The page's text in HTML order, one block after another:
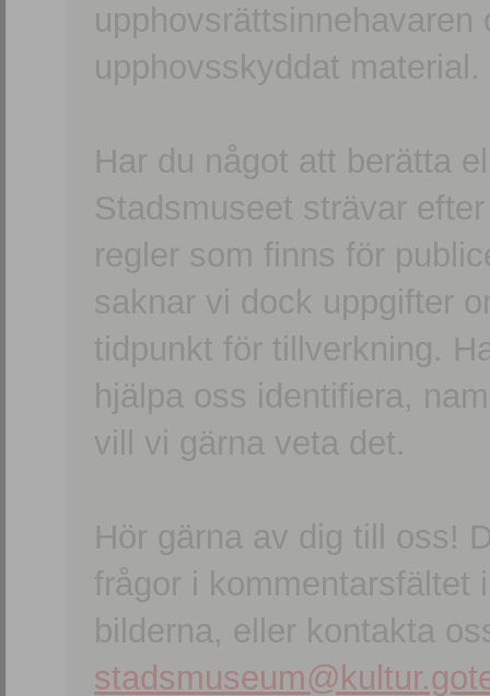
upphovsskyddat material.
Har du något att berätta
Stadsmuseet strävar
regler som finns för
saknar vi dock uppgifter
tidpunkt för tillverkning.
hjälpa oss identifiera,
vill vi gärna veta det.
Hör gärna av dig till oss!
frågor i kommentarsfältet
bilderna, eller kontakta